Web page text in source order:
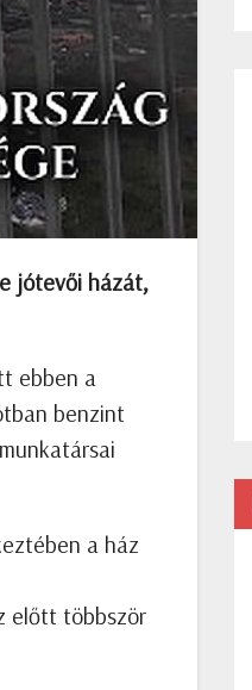
jótevői házát,
ebben a
benzint
a ház
előtt többször